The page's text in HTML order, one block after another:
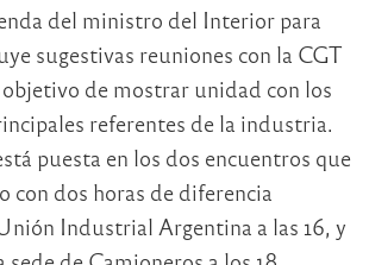
del ministro del Interior para
sugestivas reuniones con la CGT
de mostrar unidad con los
referentes de la industria.
puesta en los dos encuentros que
con dos horas de diferencia
Industrial Argentina a las 16, y